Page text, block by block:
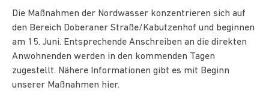
Die Maßnahmen der Nordwasser konzentrieren sich auf
den Bereich Doberaner Straße/Kabutzenhof und beginnen
am 15. Juni. Entsprechende Anschreiben an die direkten
Anwohnenden werden in den kommenden Tagen
zugestellt. Nähere Informationen gibt es mit Beginn
unserer Maßnahmen hier.